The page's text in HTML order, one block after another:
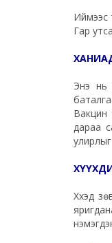
Иймээс
Гар
Энэ нь
Вакцин
дараа
Хүүхэд